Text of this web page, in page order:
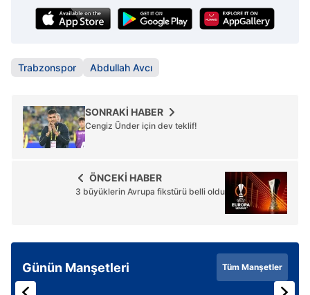
Trabzonspor Abdullah Avcı
SONRAKİ HABER
Cengiz Ünder için dev teklif!
ÖNCEKİ HABER
3 büyüklerin Avrupa fikstürü belli oldu
Günün Manşetleri Tüm Manşetler